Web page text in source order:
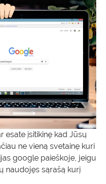
esate įsitikinę kad Jūsų
ne vieną svetainę kuri
google paieškoje, jeigu
naudojęs sąrašą kurį